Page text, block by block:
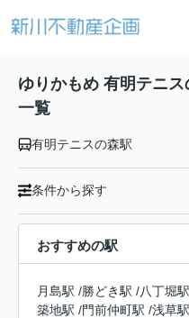
ゆりかもめ 有明テニ
一覧
有明テニスの森駅
条件から探す
おすすめの駅
月島駅 /勝どき駅 /八丁堀駅
築地駅 /門前仲町駅 /浅草駅